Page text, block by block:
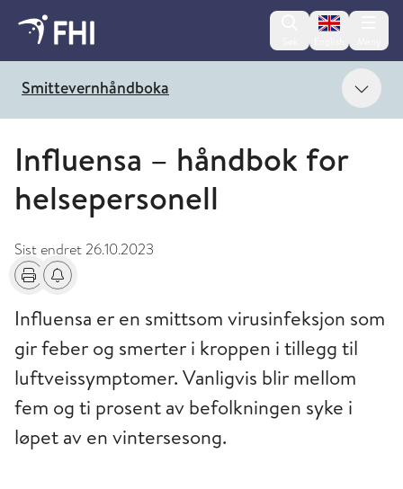
Change
Smittevernhåndboka Vis
Influensa – håndbok for
helsepersonell
Sist endret26.10.2023
Skriv utFå varsel om endringer
Influensa er en smittsom virusinfeksjon som
gir feber og smerter i kroppen i tillegg til
luftveissymptomer. Vanligvis blir mellom
fem og ti prosent av befolkningen syke i
løpet av en vintersesong.